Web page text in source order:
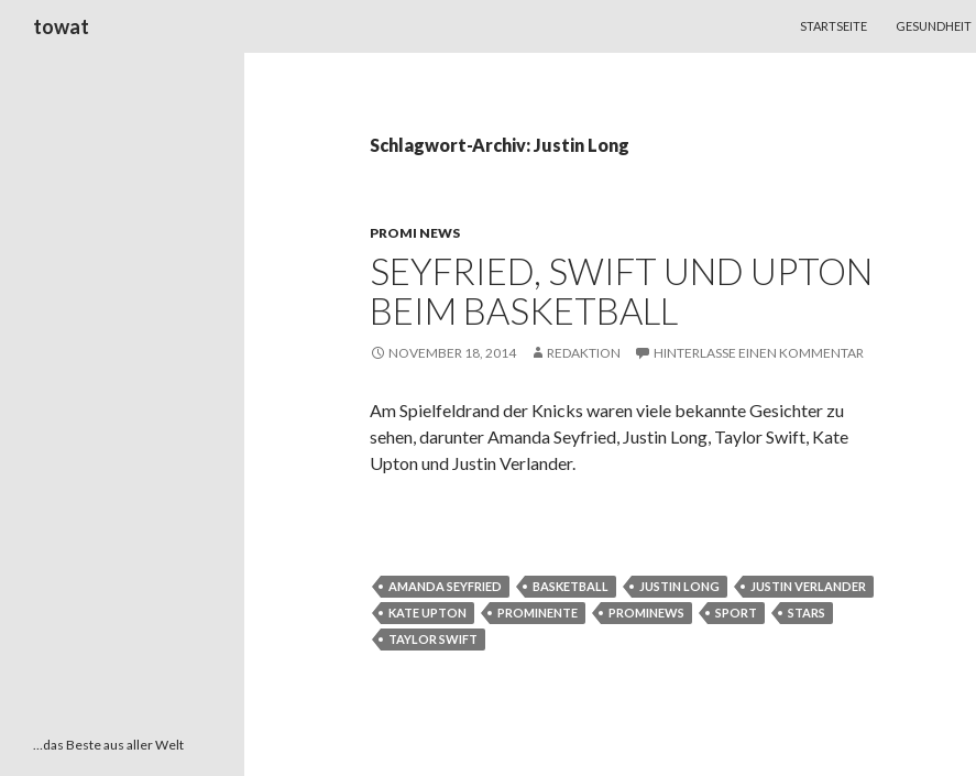
towat
STARTSEITE
GESUNDHEIT
Schlagwort-Archiv: Justin Long
PROMI NEWS
SEYFRIED, SWIFT UND UPTON
BEIM BASKETBALL
NOVEMBER 18, 2014 REDAKTION HINTERLASSE EINEN KOMMENTAR
Am Spielfeldrand der Knicks waren viele bekannte Gesichter zu
sehen, darunter Amanda Seyfried, Justin Long, Taylor Swift, Kate
Upton und Justin Verlander.
AMANDA SEYFRIED BASKETBALL JUSTIN LONG
JUSTIN VERLANDER
KATE UPTON
PROMINENTE PROMINEWS SPORT
STARS
TAYLOR SWIFT
…das Beste aus aller Welt